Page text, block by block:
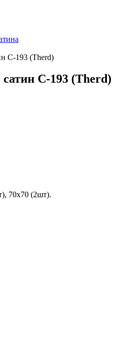
С-193 (Therd)
сатин С-193 (Therd)
70х70 (2шт).